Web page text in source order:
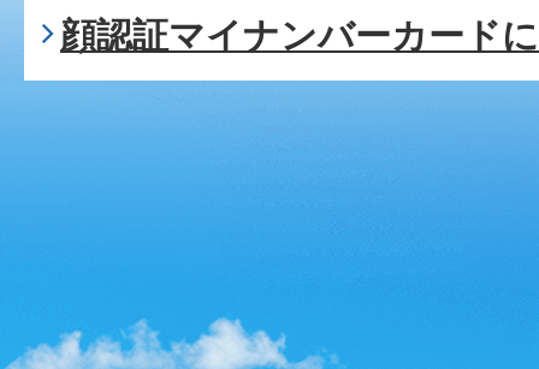
顔認証マイナンバーカード